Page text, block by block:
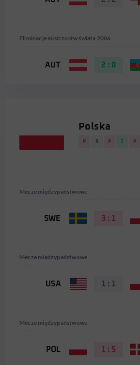
Eliminacje mistrzostw świata 2006
AUT 2 : 0
Polska
P R P Z P
Mecze międzypaństwowe
SWE 3 : 1
Mecze międzypaństwowe
USA 1 : 1
Mecze międzypaństwowe
POL 1 : 5